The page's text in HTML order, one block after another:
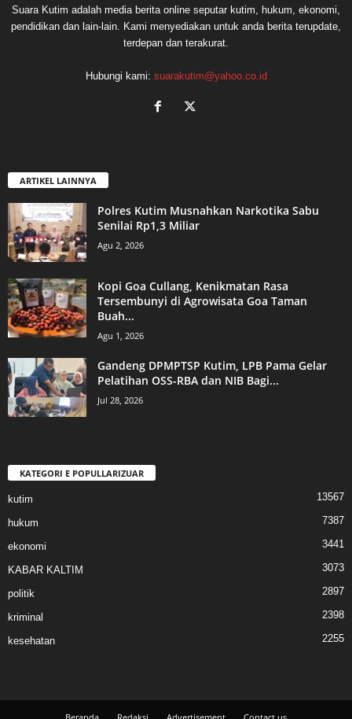
Suara Kutim adalah media berita online seputar kutim, hukum, ekonomi,
pendidikan dan lain-lain. Kami menyediakan untuk anda berita terupdate,
terdepan dan terakurat.
Hubungi kami: suarakutim@yahoo.co.id
ARTIKEL LAINNYA
Polres Kutim Musnahkan Narkotika Sabu
Senilai Rp1,3 Miliar
Agu 2, 2026
Kopi Goa Cullang, Kenikmatan Rasa
Tersembunyi di Agrowisata Goa Taman
Buah...
Agu 1, 2026
Gandeng DPMPTSP Kutim, LPB Pama Gelar
Pelatihan OSS-RBA dan NIB Bagi...
Jul 28, 2026
KATEGORI E POPULLARIZUAR
kutim 13567
hukum 7387
ekonomi 3441
KABAR KALTIM 3073
politik 2897
kriminal 2398
kesehatan 2255